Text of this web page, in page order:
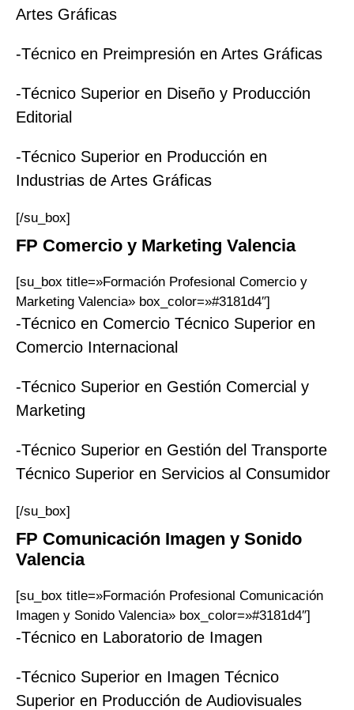
Artes Gráficas
-Técnico en Preimpresión en Artes Gráficas
-Técnico Superior en Diseño y Producción
Editorial
-Técnico Superior en Producción en
Industrias de Artes Gráficas
[/su_box]
FP Comercio y Marketing Valencia
[su_box title=»Formación Profesional Comercio y
Marketing Valencia» box_color=»#3181d4″]
-Técnico en Comercio Técnico Superior en
Comercio Internacional
-Técnico Superior en Gestión Comercial y
Marketing
-Técnico Superior en Gestión del Transporte
Técnico Superior en Servicios al Consumidor
[/su_box]
FP Comunicación Imagen y Sonido
Valencia
[su_box title=»Formación Profesional Comunicación
Imagen y Sonido Valencia» box_color=»#3181d4″]
-Técnico en Laboratorio de Imagen
-Técnico Superior en Imagen Técnico
Superior en Producción de Audiovisuales